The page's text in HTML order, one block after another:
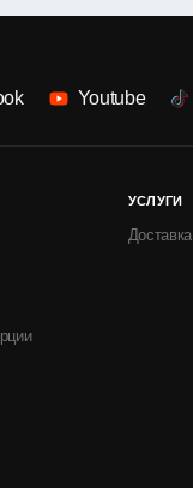
Youtube
УСЛУГИ
Доставка